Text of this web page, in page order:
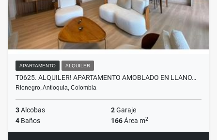
APARTAMENTO ALQUILER
T0625. ALQUILER! APARTAMENTO AMOBLADO EN LLANO…
Rionegro, Antioquia, Colombia
3Alcobas 2Garaje
4 Baños 166Área m2